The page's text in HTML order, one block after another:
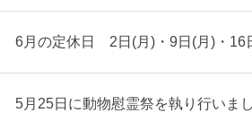
6月の定休日 2日(月)・9日(月)・16
5月25日に動物慰霊祭を執り行いまし